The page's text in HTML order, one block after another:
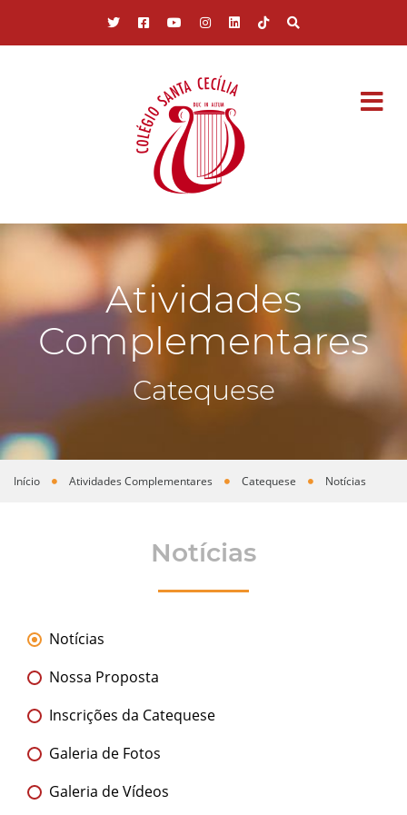
Atividades
Complementares
Catequese
Você está aqui
Início Atividades Complementares Catequese Notícias
Notícias
Notícias
Nossa Proposta
Inscrições da Catequese
Galeria de Fotos
Galeria de Vídeos